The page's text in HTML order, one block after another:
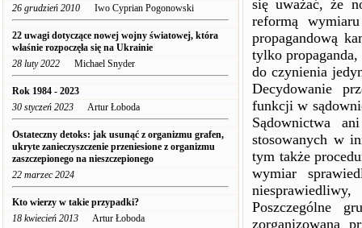
26 grudzień 2010 Iwo Cyprian Pogonowski
22 uwagi dotyczące nowej wojny światowej, która
właśnie rozpoczęła się na Ukrainie
28 luty 2022 Michael Snyder
Rok 1984 - 2023
30 styczeń 2023 Artur Łoboda
Ostateczny detoks: jak usunąć z organizmu grafen,
ukryte zanieczyszczenie przeniesione z organizmu
zaszczepionego na nieszczepionego
22 marzec 2024
Kto wierzy w takie przypadki?
18 kwiecień 2013 Artur Łoboda
się uważać, że
reformą
propagandową
tylko
do czynienia
Decydowanie
funkcji w
Sądownictwa
stosowanych w
tym także
wymiar
Poszczególne
zorganizowana